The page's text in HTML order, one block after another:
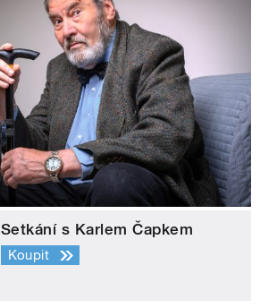
Setkání s Karlem Čapkem
Koupit